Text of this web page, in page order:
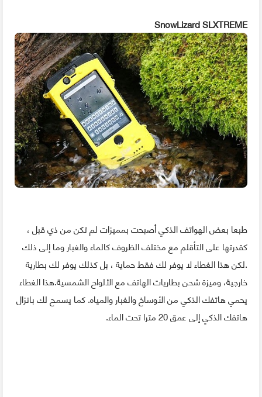
SnowLizard SLXTREME
طبعا بعض الهواتف الذكي أصبحت بمميزات لم تكن من ذي قبل ،
كقدرتها على التأقلم مع مختلف الظروف كالماء والغبار وما إلى ذلك
.لكن هذا الغطاء لا يوفر لك فقط حماية ، بل كذلك يوفر لك بطارية
خارجية، وميزة شحن بطاريات الهاتف مع الألواح الشمسية.هذا الغطاء
يحمي هاتفك الذكي من الأوساخ والغبار والمياه. كما يسمح لك بانزال
هاتفك الذكي إلى عمق 20 مترا تحت الماء.